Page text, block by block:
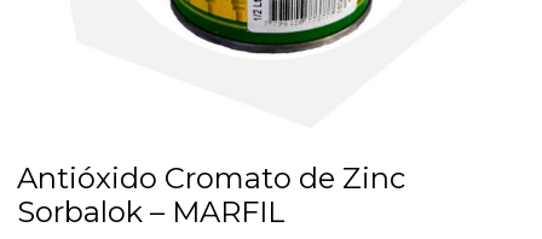
Antióxido Cromato de Zinc
Sorbalok – MARFIL